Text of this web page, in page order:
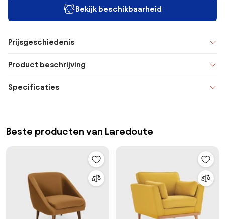
Bekijk beschikbaarheid
Prijsgeschiedenis
Product beschrijving
Specificaties
Beste producten van Laredoute